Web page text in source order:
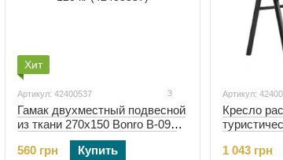
Хит
Артикул: 42400537 3
Гамак двухместный подвесной
из ткани 270х150 Bonro B-091
зеленый + чехол 120 кг
(42400537)
560 грн Купить
Артикул:
Кресло
черное
1 043 грн